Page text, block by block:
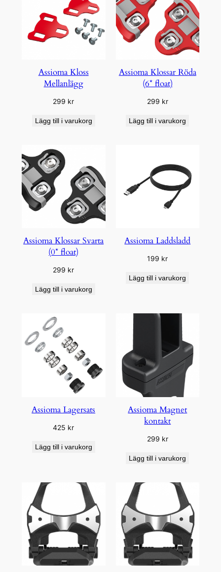
Assioma Kloss
Mellanlägg
299 kr
Lägg till i varukorg
Assioma Klossar Röda
(6* float)
299 kr
Lägg till i varukorg
Assioma Klossar Svarta
(0* float)
299 kr
Lägg till i varukorg
Assioma Laddsladd
199 kr
Lägg till i varukorg
Assioma Lagersats
425 kr
Lägg till i varukorg
Assioma Magnet
kontakt
299 kr
Lägg till i varukorg